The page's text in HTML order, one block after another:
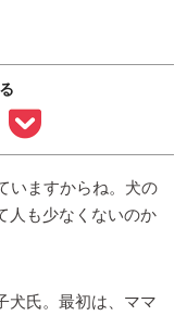
いますからね。犬の
人も少なくないのか
犬氏。最初は、ママ